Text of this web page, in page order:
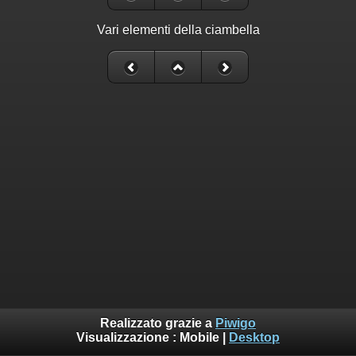
Vari elementi della ciambella
Realizzato grazie a Piwigo
Visualizzazione : Mobile Desktop